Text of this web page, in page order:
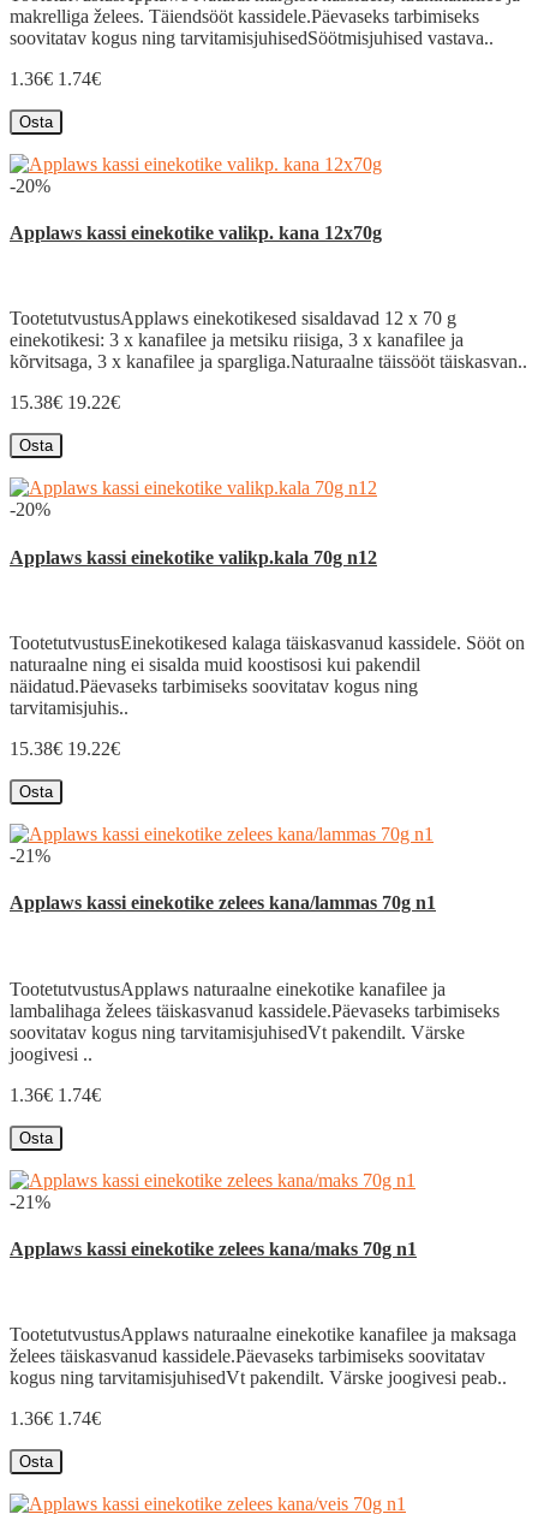
makrelliga želees. Täiendsööt kassidele.Päevaseks tarbimiseks
soovitatav kogus ning tarvitamisjuhisedSöötmisjuhised vastava..
1.36€ 1.74€
Osta
-20%
Applaws kassi einekotike valikp. kana 12x70g
TootetutvustusApplaws einekotikesed sisaldavad 12 x 70 g
einekotikesi: 3 x kanafilee ja metsiku riisiga, 3 x kanafilee ja
kõrvitsaga, 3 x kanafilee ja spargliga.Naturaalne täissööt täiskasvan..
15.38€ 19.22€
Osta
-20%
Applaws kassi einekotike valikp.kala 70g n12
TootetutvustusEinekotikesed kalaga täiskasvanud kassidele. Sööt on
naturaalne ning ei sisalda muid koostisosi kui pakendil
näidatud.Päevaseks tarbimiseks soovitatav kogus ning
tarvitamisjuhis..
15.38€ 19.22€
Osta
-21%
Applaws kassi einekotike zelees kana/lammas 70g n1
TootetutvustusApplaws naturaalne einekotike kanafilee ja
lambalihaga želees täiskasvanud kassidele.Päevaseks tarbimiseks
soovitatav kogus ning tarvitamisjuhisedVt pakendilt. Värske
joogivesi ..
1.36€ 1.74€
Osta
-21%
Applaws kassi einekotike zelees kana/maks 70g n1
TootetutvustusApplaws naturaalne einekotike kanafilee ja maksaga
želees täiskasvanud kassidele.Päevaseks tarbimiseks soovitatav
kogus ning tarvitamisjuhisedVt pakendilt. Värske joogivesi peab..
1.36€ 1.74€
Osta